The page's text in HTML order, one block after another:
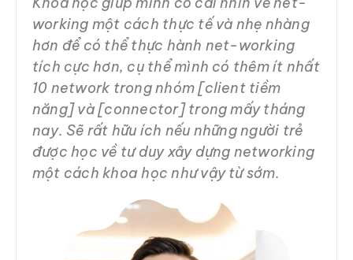
working một cách thực tế và nhẹ nhàng
hơn để có thể thực hành net-working
tích cực hơn, cụ thể mình có thêm ít nhất
10 network trong nhóm [client tiềm
năng] và [connector] trong mấy tháng
nay. Sẽ rất hữu ích nếu những người trẻ
được học về tư duy xây dựng networking
một cách khoa học như vậy từ sớm.